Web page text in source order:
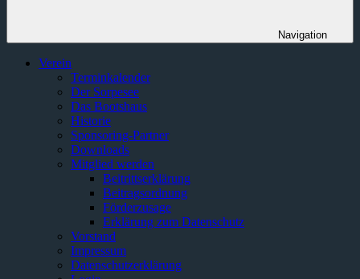
Navigation
Verein
Terminkalender
Der Sorpesee
Das Bootshaus
Historie
Sponsoring-Partner
Downloads
Mitglied werden
Beitrittserklärung
Beitragsordnung
Förderzusage
Erklärung zum Datenschutz
Vorstand
Impressum
Datenschutzerklärung